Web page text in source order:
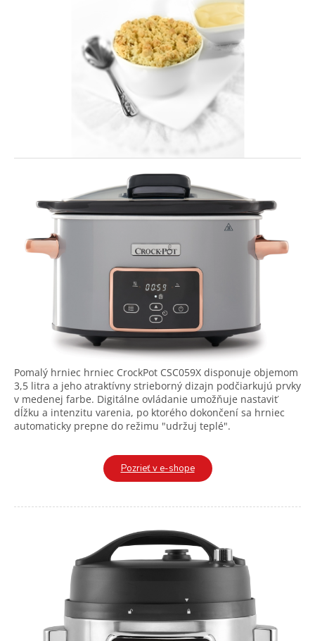
Pomalý hrniec hrniec CrockPot CSC059X disponuje objemom
3,5 litra a jeho atraktívny strieborný dizajn podčiarkujú prvky
v medenej farbe. Digitálne ovládanie umožňuje nastaviť
dĺžku a intenzitu varenia, po ktorého dokončení sa hrniec
automaticky prepne do režimu "udržuj teplé".
Pozrieť v e-shope